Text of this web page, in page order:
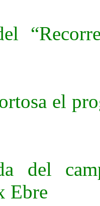
el
del
Ebre